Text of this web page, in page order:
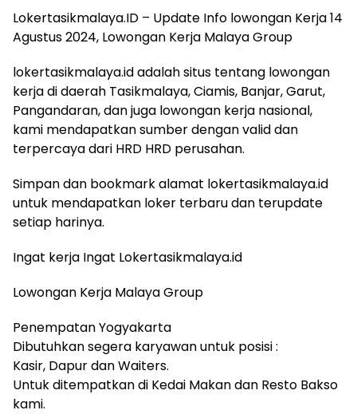
Lokertasikmalaya.ID – Update Info lowongan Kerja 14
Agustus 2024, Lowongan Kerja Malaya Group
lokertasikmalaya.id adalah situs tentang lowongan
kerja di daerah Tasikmalaya, Ciamis, Banjar, Garut,
Pangandaran, dan juga lowongan kerja nasional,
kami mendapatkan sumber dengan valid dan
terpercaya dari HRD HRD perusahan.
Simpan dan bookmark alamat lokertasikmalaya.id
untuk mendapatkan loker terbaru dan terupdate
setiap harinya.
Ingat kerja Ingat Lokertasikmalaya.id
Lowongan Kerja Malaya Group
Penempatan Yogyakarta
Dibutuhkan segera karyawan untuk posisi :
Kasir, Dapur dan Waiters.
Untuk ditempatkan di Kedai Makan dan Resto Bakso
kami.